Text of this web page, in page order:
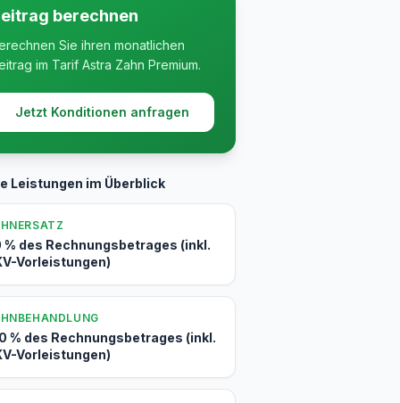
berechnen
Sie ihren monatlichen
im Tarif Astra Zahn Premium.
Jetzt Konditionen anfragen
Leistungen im Überblick
% des Rechnungsbetrages (inkl.
Vorleistungen)
% des Rechnungsbetrages (inkl.
Vorleistungen)